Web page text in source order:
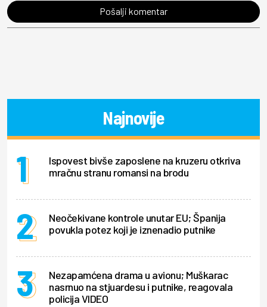
Pošalji komentar
Najnovije
Ispovest bivše zaposlene na kruzeru otkriva
mračnu stranu romansi na brodu
Neočekivane kontrole unutar EU; Španija
povukla potez koji je iznenadio putnike
Nezapamćena drama u avionu; Muškarac
nasrnuo na stjuardesu i putnike, reagovala
policija VIDEO